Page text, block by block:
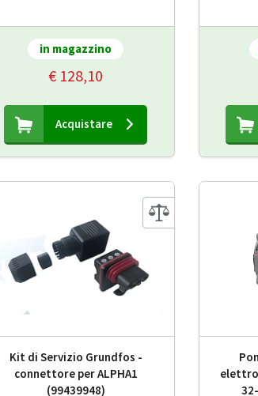
in magazzino
€ 128,10
Acquistare
Kit di Servizio Grundfos -
connettore per ALPHA1
(99439948)